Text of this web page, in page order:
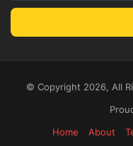
Email
© Copyright 2026, All
Home
About